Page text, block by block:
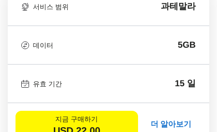
서비스 범위 과테말라
데이터 5GB
유효 기간 15 일
지금 구매하기
더 알아보기